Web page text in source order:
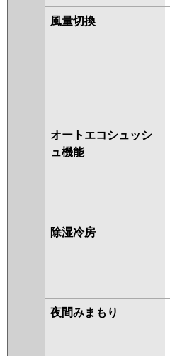
風量切換
オートエコシュッシ
ュ機能
除湿冷房
夜間みまもり